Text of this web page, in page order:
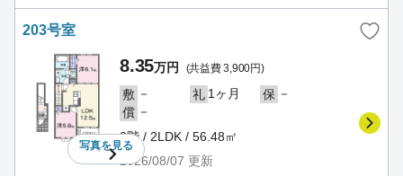
203号室
写真を見る
8.35万円 (共益費 3,900円)
敷 － 礼 1ヶ月 保 －
償 －
2階 / 2LDK / 56.48㎡
2026/08/07 更新